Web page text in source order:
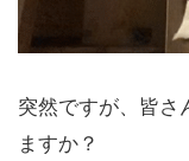
突然ですが、皆さ
ますか？